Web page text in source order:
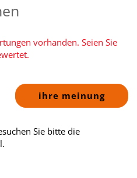
vorhanden. Seien Sie
ihre meinung
Sie bitte die